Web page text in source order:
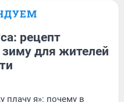
рецепт
для жителей
плачу я»: почему в